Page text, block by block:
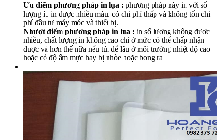
Ưu điểm phương pháp in lụa : phương pháp này in với số
lượng ít, in được nhiều màu, có chi phí thấp và không tốn chi
phí đầu tư máy móc và thiết bị.
Nhượt điểm phương pháp in lụa : in số lượng không được
nhiều, chất lượng in không cao chỉ ở mức có thể chấp nhận
được và hơn thế nữa nếu túi để lâu ở môi trường nhiệt độ cao
hoặc có độ ẩm mực hay bị nhòe hoặc bong ra